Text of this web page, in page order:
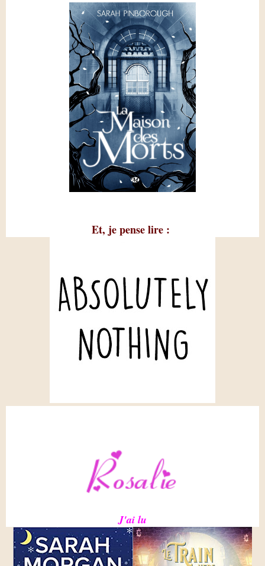
Et, je pense lire :
J'ai lu